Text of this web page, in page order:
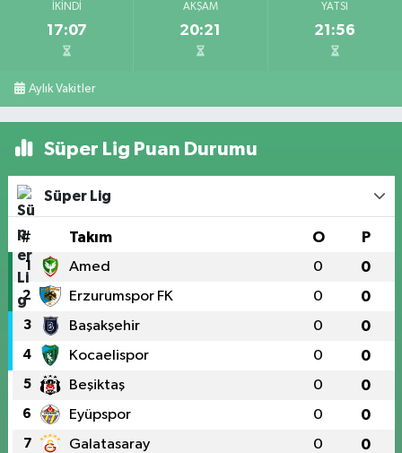
İKINDI
17:07
AKŞAM
20:21
YATSI
21:56
Aylık Vakitler
Süper Lig Puan Durumu
Süper Lig
# Takım O P
1 Amed 0 0
2 Erzurumspor FK 0 0
3 Başakşehir 0 0
4 Kocaelispor 0 0
5 Beşiktaş 0 0
6 Eyüpspor 0 0
7 Galatasaray 0 0